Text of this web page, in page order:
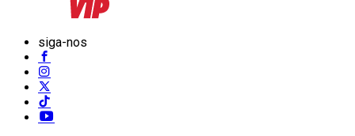
siga-nos